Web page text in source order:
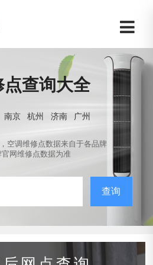
查询大全
南京 杭州 济南
广州
空调维修点数据来自于各品牌
网维修点数据为准
查询